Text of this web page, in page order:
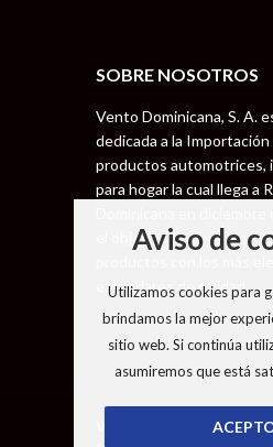
SOBRE NOSOTROS
Vento Dominicana, S. A.
dedicada a la
productos automotrices,
para hogar la cual llega a
el objetivo de llevar a
estándares de calidad.
Vento Dominicana S. A
Aviso de
Utilizamos cookies para
brindamos la mejor
sitio web. Si continúa
asumiremos que está